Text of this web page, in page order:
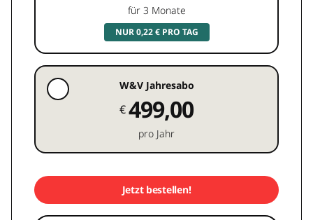
für 3 Monate
NUR 0,22 € PRO TAG
W&V Jahresabo
€499,00
pro Jahr
Jetzt bestellen!